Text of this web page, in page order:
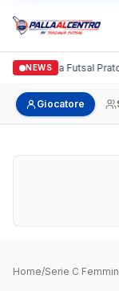
NEWS
Italgronda Futsal
Giocatore
Home/Serie C